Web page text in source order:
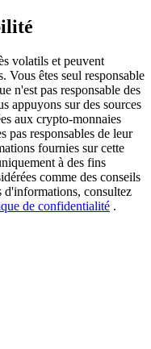
Bonus
volatils et peuvent
Vous êtes seul responsable
n'est pas responsable des
appuyons sur des sources
aux crypto-monnaies
pas responsables de leur
fournies sur cette
à des fins
comme des conseils
d'informations, consultez
de confidentialité .